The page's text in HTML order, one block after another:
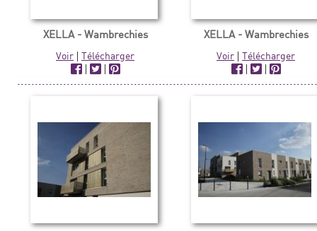
XELLA - Wambrechies
Voir |Télécharger
|
|
XELLA - Wambrechies
Voir |Télécharger
|
|